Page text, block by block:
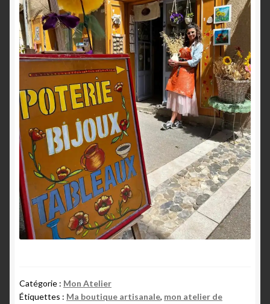
Catégorie : Mon Atelier
Étiquettes : Ma boutique artisanale, mon atelier de